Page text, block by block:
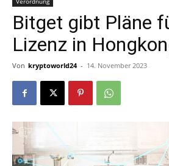
Bitget gibt Pläne
Lizenz in
Von kryptoworld24 - 14. November 2023